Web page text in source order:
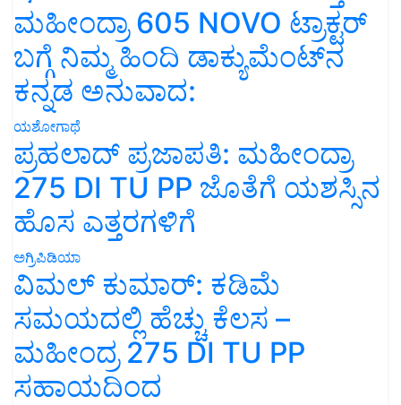
ಮಹೀಂದ್ರಾ 605 NOVO ಟ್ರಾಕ್ಟರ್
ಬಗ್ಗೆ ನಿಮ್ಮ ಹಿಂದಿ ಡಾಕ್ಯುಮೆಂಟ್‌ನ
ಕನ್ನಡ ಅನುವಾದ:
ಯಶೋಗಾಥೆ
ಪ್ರಹಲಾದ್ ಪ್ರಜಾಪತಿ: ಮಹೀಂದ್ರಾ
275 DI TU PP ಜೊತೆಗೆ ಯಶಸ್ಸಿನ
ಹೊಸ ಎತ್ತರಗಳಿಗೆ
ಅಗ್ರಿಪಿಡಿಯಾ
ವಿಮಲ್ ಕುಮಾರ್: ಕಡಿಮೆ
ಸಮಯದಲ್ಲಿ ಹೆಚ್ಚು ಕೆಲಸ –
ಮಹೀಂದ್ರ 275 DI TU PP
ಸಹಾಯದಿಂದ